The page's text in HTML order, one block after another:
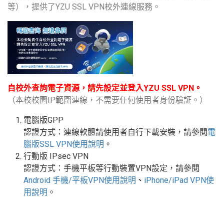
等），提供了YZU SSL VPN校外連線服務。
自校外查詢電子資源，請先設定並登入YZU SSL VPN。
（本校校園IP範圍連線，不需要任何使用者身份驗証。）
電腦版GPP
認證方式：連線軟體請使用者自行下載安裝，請參閱電
腦版SSL VPN使用說明 。
行動版
IPsec VPN
認證方式：手機平板等行動裝置VPN設定 ，請參閱
Android 手機/平板VPN使用說明 、 iPhone/iPad VPN使
用說明 。